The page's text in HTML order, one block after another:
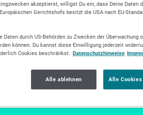
GmbH | Versicherungsmakler
22 / 1
Versicherungsmakler
akzeptierst, willigst Du ein, dass Deine Daten
Gerichtshofs besitzt die USA nach EU-
Daten durch US-Behörden zu Zwecken der Überwachung
können. Du kannst diese Einwilligung jederzeit
Cookies beschränkst. Datenschutzhinweise
Alle ablehnen Alle